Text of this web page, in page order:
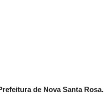
de Nova Santa Rosa.